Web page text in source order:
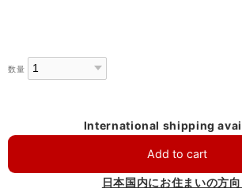
数量
International shipping
Add to cart
日本国内にお住まいの方